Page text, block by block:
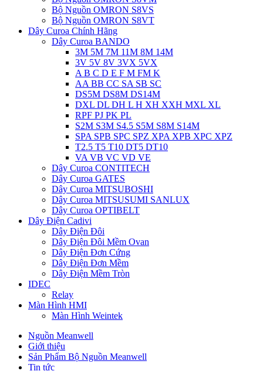
Bộ Nguồn OMRON S8VS
Bộ Nguồn OMRON S8VT
Dây Curoa Chính Hãng
Dây Curoa BANDO
3M 5M 7M 11M 8M 14M
3V 5V 8V 3VX 5VX
A B C D E F M FM K
AA BB CC SA SB SC
DS5M DS8M DS14M
DXL DL DH L H XH XXH MXL XL
RPF PJ PK PL
S2M S3M S4.5 S5M S8M S14M
SPA SPB SPC SPZ XPA XPB XPC XPZ
T2.5 T5 T10 DT5 DT10
VA VB VC VD VE
Dây Curoa CONTITECH
Dây Curoa GATES
Dây Curoa MITSUBOSHI
Dây Curoa MITSUSUMI SANLUX
Dây Curoa OPTIBELT
Dây Điện Cadivi
Dây Điện Đôi
Dây Điện Đôi Mềm Ovan
Dây Điện Đơn Cứng
Dây Điện Đơn Mềm
Dây Điện Mềm Tròn
IDEC
Relay
Màn Hình HMI
Màn Hình Weintek
Nguồn Meanwell
Giới thiệu
Sản Phẩm Bộ Nguồn Meanwell
Tin tức